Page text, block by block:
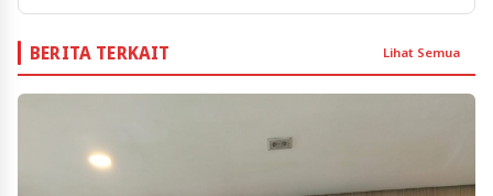
BERITA TERKAIT Lihat Semua